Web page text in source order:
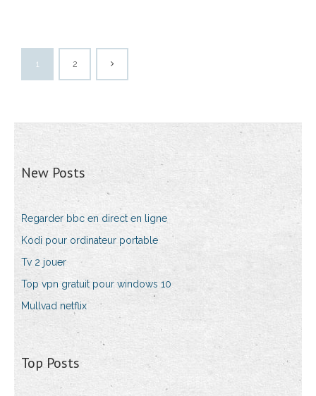
1 2
New Posts
Regarder bbc en direct en ligne
Kodi pour ordinateur portable
Tv 2 jouer
Top vpn gratuit pour windows 10
Mullvad netflix
Top Posts